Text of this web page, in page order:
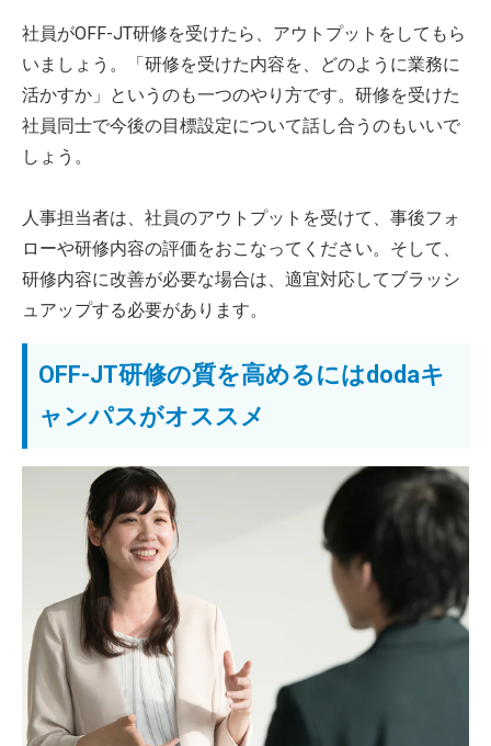
社員がOFF-JT研修を受けたら、アウトプットをしてもら
いましょう。「研修を受けた内容を、どのように業務に
活かすか」というのも一つのやり方です。研修を受けた
社員同士で今後の目標設定について話し合うのもいいで
しょう。
人事担当者は、社員のアウトプットを受けて、事後フォ
ローや研修内容の評価をおこなってください。そして、
研修内容に改善が必要な場合は、適宜対応してブラッシ
ュアップする必要があります。
OFF-JT研修の質を高めるにはdodaキ
ャンパスがオススメ